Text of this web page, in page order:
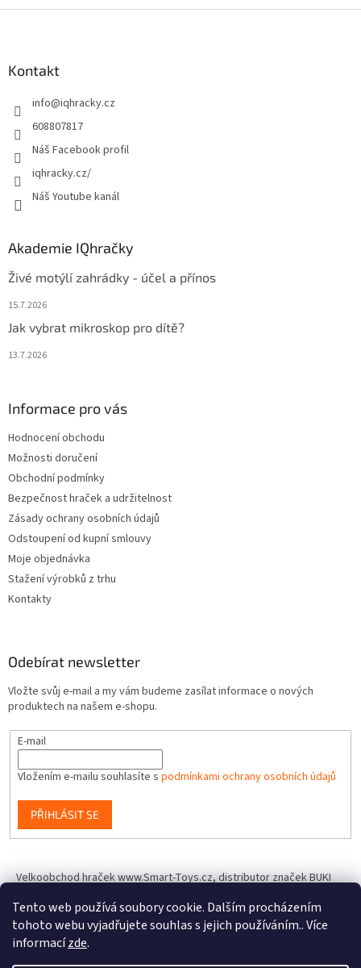
Tento web používá soubory cookie. Dalším procházením
tohoto webu vyjadřujete souhlas s jejich používáním.. Více
informacízde.
Kontakt
info@iqhracky.cz
608807817
Náš Facebook profil
iqhracky.cz/
Náš Youtube kanál
Akademie IQhračky
Živé motýlí zahrádky - účel a přínos
15.7.2026
Jak vybrat mikroskop pro dítě?
13.7.2026
Informace pro vás
Hodnocení obchodu
Možnosti doručení
Obchodní podmínky
Bezpečnost hraček a udržitelnost
Zásady ochrany osobních údajů
Odstoupení od kupní smlouvy
Moje objednávka
Stažení výrobků z trhu
Kontakty
Odebírat newsletter
Vložte svůj e-mail a my vám budeme zasílat informace o nových
produktech na našem e-shopu.
E-mail
Vložením e-mailu souhlasíte s podmínkami ochrany osobních údajů
PŘIHLÁSIT SE
Velkoobchod hraček www.Smart-Toys.cz, distributor značek BUKI